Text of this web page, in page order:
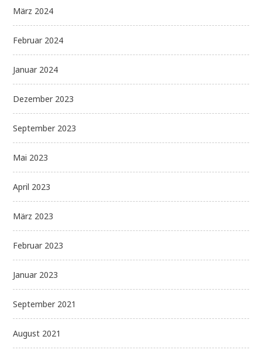
März 2024
Februar 2024
Januar 2024
Dezember 2023
September 2023
Mai 2023
April 2023
März 2023
Februar 2023
Januar 2023
September 2021
August 2021